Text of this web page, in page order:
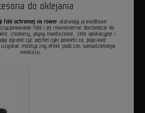
do oklejania
folii ochronnej na rower ułatwiają prawidłowe
folii i jej równomierne dociśnięcie do
cleanery, płyny montażowe, żele aplikacyjne i
ograniczyć pęcherzyki powietrza, poprawić
estetyczny efekt podczas samodzielnego
montażu.